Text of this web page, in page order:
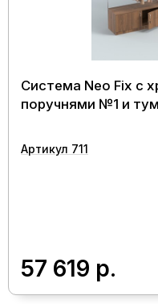
Система Neo Fix с
поручнями №1 и
Артикул 711
57 619 р.